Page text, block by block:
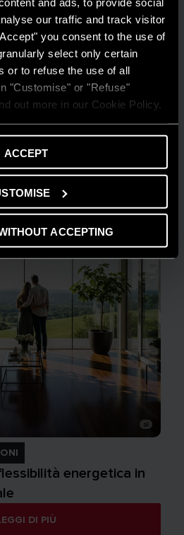
our traffic and track visitor
you consent to the use of
select only certain
or to refuse the use of all
"Customise" or "Refuse"
out more in our Cookie Policy.
ACCEPT
ACCEPTING
condizionatore?
LEGGI DI PIÙ
energetica in
DI PIÙ